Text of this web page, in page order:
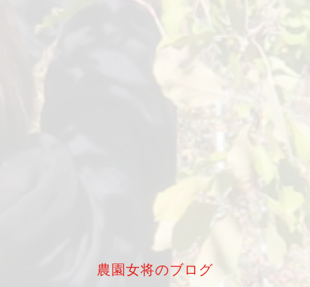
農園女将のブログ